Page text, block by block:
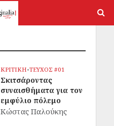
ΚΡΙΤΙΚΗ•ΤΕΥΧΟΣ #01
Σκιτσάροντας
συναισθήματα για τον
εμφύλιο πόλεμο
Κώστας Παλούκης